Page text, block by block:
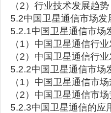
（2）行业技术发展趋势
5.2中国卫星通信市场发
5.2.1中国卫星通信市场
（1）中国卫星通信行
（2）中国卫星通信行
5.2.2中国卫星通信市场
（1）中国卫星通信市
（2）中国卫星通信市
5.2.3中国卫星通信的应